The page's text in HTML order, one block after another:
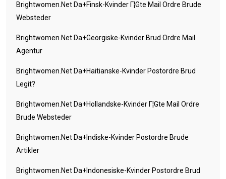
Brightwomen.net Da+finsk-Kvinder Г¦gte Mail Ordre Brude
Websteder
Brightwomen.net Da+georgiske-Kvinder Brud Ordre Mail
Agentur
Brightwomen.net Da+haitianske-Kvinder Postordre Brud
Legit?
Brightwomen.net Da+hollandske-Kvinder Г¦gte Mail Ordre
Brude Websteder
Brightwomen.net Da+indiske-Kvinder Postordre Brude
Artikler
Brightwomen.net Da+indonesiske-Kvinder Postordre Brud